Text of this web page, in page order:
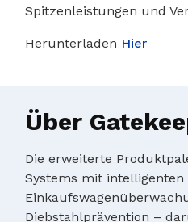
Spitzenleistungen und
Herunterladen Hier
Über
Die erweiterte
Systems mit
Diebstahlprävention –